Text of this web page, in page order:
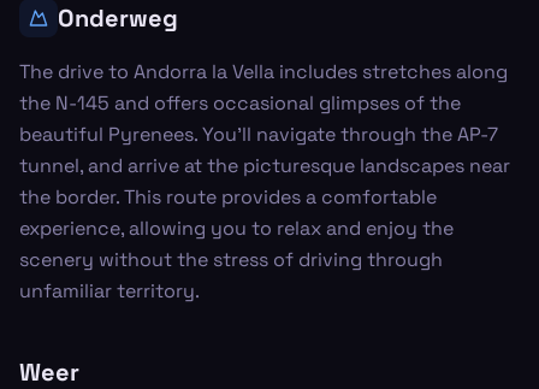
Onderweg
The drive to Andorra la Vella includes stretches along
the N-145 and offers occasional glimpses of the
beautiful Pyrenees. You’ll navigate through the AP-7
tunnel, and arrive at the picturesque landscapes near
the border. This route provides a comfortable
experience, allowing you to relax and enjoy the
scenery without the stress of driving through
unfamiliar territory.
Weer